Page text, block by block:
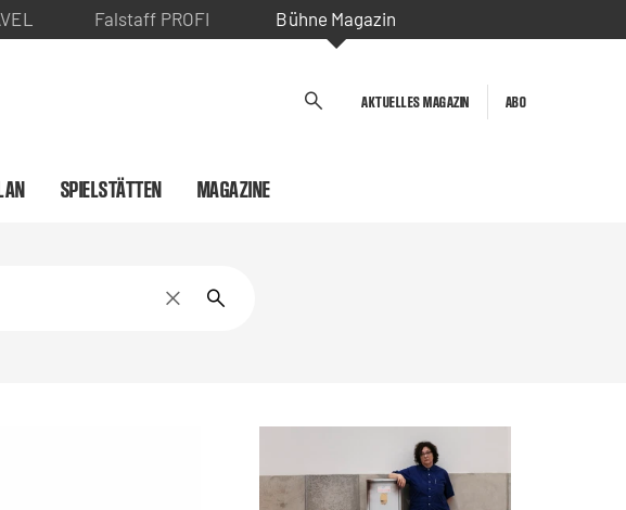
Falstaff PROFI Bühne Magazin
AKTUELLES MAGAZIN ABO
SPIELSTÄTTEN MAGAZINE
Sucheingabe löschen
Suche starten